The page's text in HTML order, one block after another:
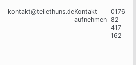
kontakt@teilethuns.deKontakt
aufnehmen
0176
82
417
162